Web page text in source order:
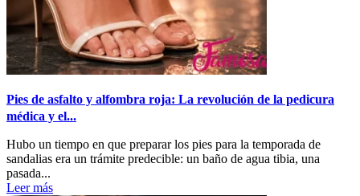
Pies de asfalto y alfombra roja: La revolución de la pedicura
médica y el...
Hubo un tiempo en que preparar los pies para la temporada de
sandalias era un trámite predecible: un baño de agua tibia, una
pasada...
Leer más